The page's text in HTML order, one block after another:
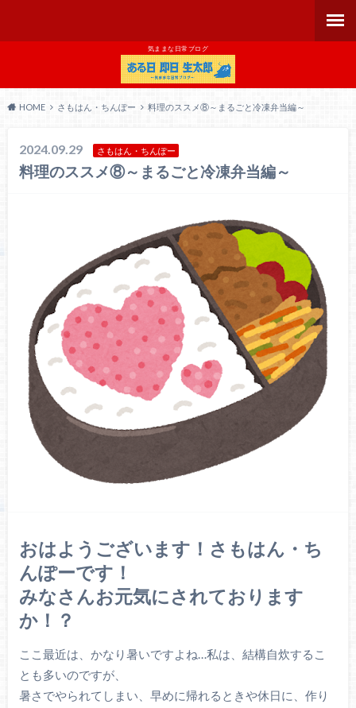
気ままな日常ブログ
HOME さもはん・ちんぽー 料理のススメ⑧～まるごと冷凍弁当編～
2024.09.29 さもはん・ちんぽー
料理のススメ⑧～まるごと冷凍弁当編～
おはようございます！さもはん・ち
んぽーです！
みなさんお元気にされております
か！？
ここ最近は、かなり暑いですよね…私は、結構自炊するこ
とも多いのですが、
暑さでやられてしまい、早めに帰れるときや休日に、作り